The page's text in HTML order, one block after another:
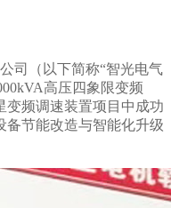
司（以下简称“智光电气
高压四象限变频
变频调速装置项目中成功
备节能改造与智能化升级